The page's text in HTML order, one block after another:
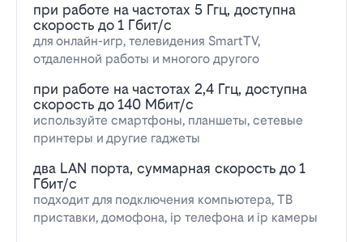
при работе на частотах 5 Ггц, доступна
скорость до 1 Гбит/с
для онлайн-игр, телевидения SmartTV,
отдаленной работы и многого другого
при работе на частотах 2,4 Ггц, доступна
скорость до 140 Мбит/с
используйте смартфоны, планшеты, сетевые
принтеры и другие гаджеты
два LAN порта, суммарная скорость до 1
Гбит/с
подходит для подключения компьютера, ТВ
приставки, домофона, ip телефона и ip камеры